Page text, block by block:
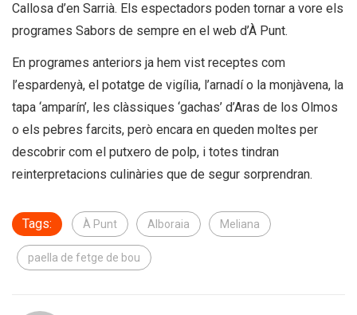
Callosa d’en Sarrià. Els espectadors poden tornar a vore els
programes Sabors de sempre en el web d’À Punt.
En programes anteriors ja hem vist receptes com
l’espardenyà, el potatge de vigília, l’arnadí o la monjàvena, la
tapa ‘amparín’, les clàssiques ‘gachas’ d’Aras de los Olmos
o els pebres farcits, però encara en queden moltes per
descobrir com el putxero de polp, i totes tindran
reinterpretacions culinàries que de segur sorprendran.
Tags: À Punt Alboraia Meliana
paella de fetge de bou